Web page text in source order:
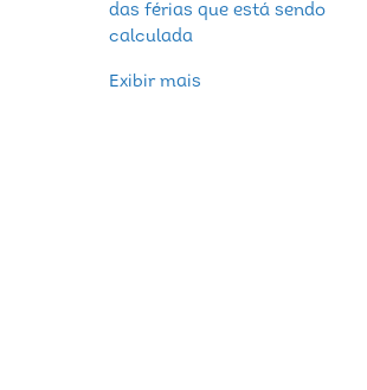
das férias que está sendo
calculada
Exibir mais